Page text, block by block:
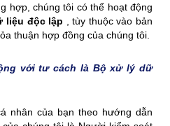
hợp, chúng tôi có thể hoạt động
liệu độc lập
, tùy thuộc vào bản
thuận hợp đồng của chúng tôi.
với tư cách là Bộ xử lý dữ
nhân của bạn theo hướng dẫn